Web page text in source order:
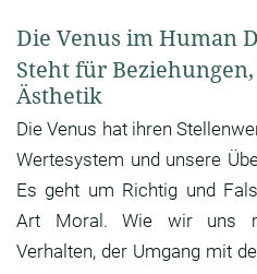
Die Venus im Human
Steht für
Ästhetik
Die Venus hat ihren
Wertesystem und unsere
Es geht um Richtig und
Art Moral. Wie wir uns
Verhalten, der Umgang mit